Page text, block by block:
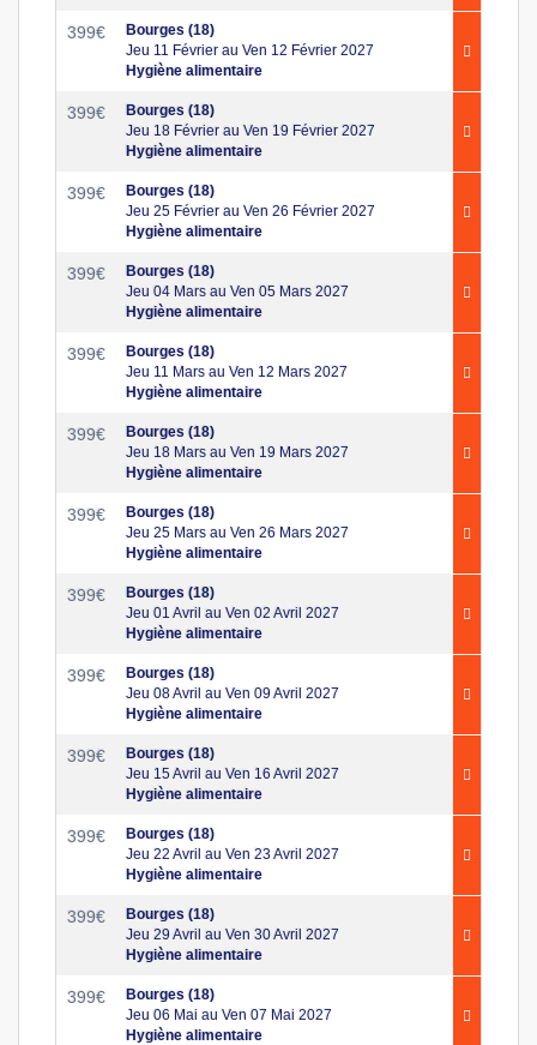
399€
Bourges (18)
Jeu 11 Février au Ven 12 Février 2027
Hygiène alimentaire
399€
Bourges (18)
Jeu 18 Février au Ven 19 Février 2027
Hygiène alimentaire
399€
Bourges (18)
Jeu 25 Février au Ven 26 Février 2027
Hygiène alimentaire
399€
Bourges (18)
Jeu 04 Mars au Ven 05 Mars 2027
Hygiène alimentaire
399€
Bourges (18)
Jeu 11 Mars au Ven 12 Mars 2027
Hygiène alimentaire
399€
Bourges (18)
Jeu 18 Mars au Ven 19 Mars 2027
Hygiène alimentaire
399€
Bourges (18)
Jeu 25 Mars au Ven 26 Mars 2027
Hygiène alimentaire
399€
Bourges (18)
Jeu 01 Avril au Ven 02 Avril 2027
Hygiène alimentaire
399€
Bourges (18)
Jeu 08 Avril au Ven 09 Avril 2027
Hygiène alimentaire
399€
Bourges (18)
Jeu 15 Avril au Ven 16 Avril 2027
Hygiène alimentaire
399€
Bourges (18)
Jeu 22 Avril au Ven 23 Avril 2027
Hygiène alimentaire
399€
Bourges (18)
Jeu 29 Avril au Ven 30 Avril 2027
Hygiène alimentaire
399€
Bourges (18)
Jeu 06 Mai au Ven 07 Mai 2027
Hygiène alimentaire